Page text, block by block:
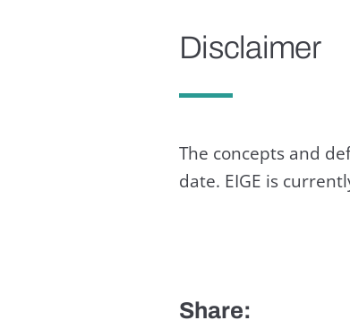
Disclaimer
The concepts and
date. EIGE is
Share: